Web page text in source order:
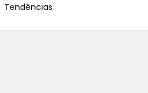
Tendências